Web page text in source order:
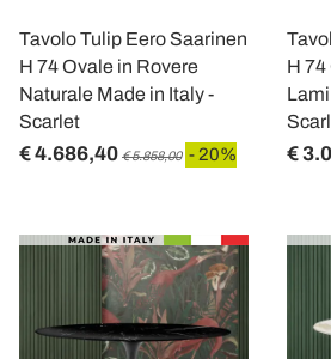
Tavolo Tulip Eero Saarinen
H 74 Ovale in Rovere
Naturale Made in Italy -
Scarlet
€ 4.686,40 € 5.858,00 - 20%
H
€